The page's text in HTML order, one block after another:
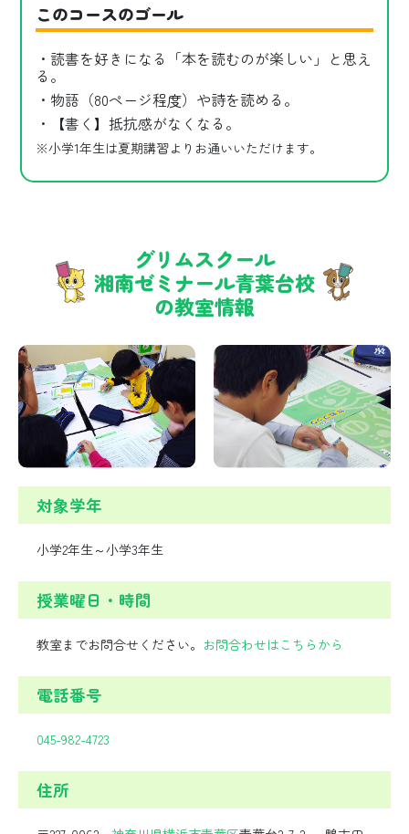
このコースのゴール
・読書を好きになる「本を読むのが楽しい」と思え
る。
・物語（80ページ程度）や詩を読める。
・【書く】抵抗感がなくなる。
※小学1年生は夏期講習よりお通いいただけます。
グリムスクール
湘南ゼミナール青葉台校
の教室情報
対象学年
小学2年生～小学3年生
授業曜日・時間
教室までお問合せください。 お問合わせはこちらから
電話番号
045-982-4723
住所